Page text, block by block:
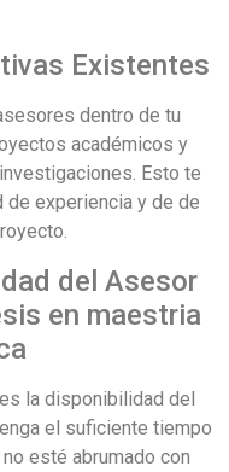
Existentes
dentro de tu
académicos y
Esto te
de experiencia y de de
del Asesor
en maestria
la disponibilidad del
el suficiente tiempo
esté abrumado con